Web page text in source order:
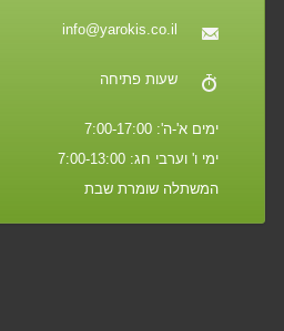
info@yarokis.co.il
שעות פתיחה
ימים א'-ה': 7:00-17:00
ימי ו' וערבי חג: 7:00-13:00
המשתלה שומרת שבת